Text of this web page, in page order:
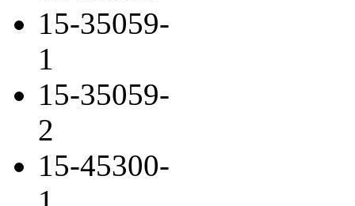
15-35059-
1
15-35059-
2
15-45300-